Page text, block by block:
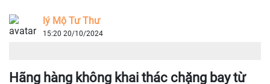
lý Mộ Tư Thư
15:20 20/10/2024
Hãng hàng không khai thác chặng bay từ